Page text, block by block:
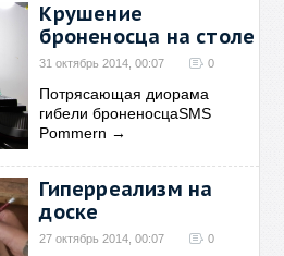
Крушение
броненосца на столе
31 октябрь 2014, 00:07 0
Потрясающая диорама
гибели броненосцаSMS
Pommern →
Гиперреализм на
доске
27 октябрь 2014, 00:07 0